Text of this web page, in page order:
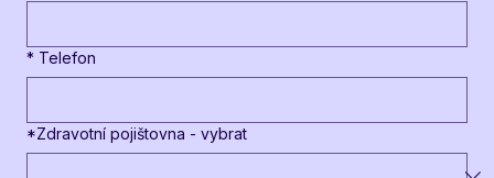
* Telefon
*Zdravotní pojištovna - vybrat